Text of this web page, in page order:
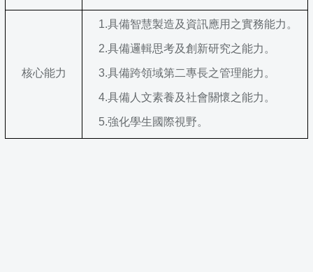
核心能力
1.具備智慧製造及資訊應用之實務能力。
2.具備邏輯思考及創新研究之能力。
3.具備跨領域第二專長之管理能力。
4.具備人文素養及社會關懷之能力。
5.強化學生國際視野。